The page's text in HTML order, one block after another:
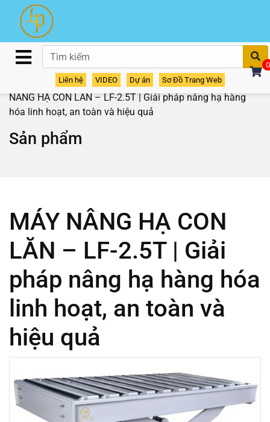
Liên hệ VIDEO Dự án Sơ Đồ Trang Web
0
Sản phẩm /Thiết bị phụ trợ /Bàn nâng hạ
NÂNG HẠ CON LĂN – LF-2.5T | Giải pháp nâng hạ hàng
hóa linh hoạt, an toàn và hiệu quả
Sản phẩm
MÁY NÂNG HẠ CON
LĂN – LF-2.5T | Giải
pháp nâng hạ hàng hóa
linh hoạt, an toàn và
hiệu quả